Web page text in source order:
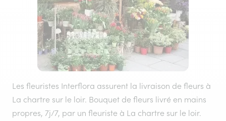
Les fleuristes Interflora assurent la livraison de fleurs à
La chartre sur le loir. Bouquet de fleurs livré en mains
propres, 7j/7, par un fleuriste à La chartre sur le loir.